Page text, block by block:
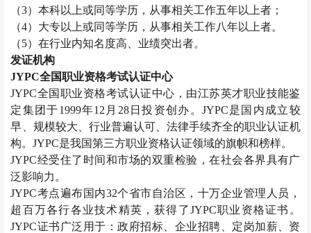
（3）本科以上或同等学历，从事相关工作五年以上者；
（4）大专以上或同等学历，从事相关工作八年以上者。
（5）在行业内知名度高、业绩突出者。
发证机构
JYPC全国职业资格考试认证中心
JYPC全国职业资格考试认证中心，由江苏英才职业技能鉴
定集团于1999年12 月 28日投资创办。 JYPC是国内成立较
早、规模较大、行业普遍认可、法律手续齐全的职业认证机
构。JYPC是我国第三方职业资格认证领域的旗帜和榜样。
JYPC经受住了时间和市场的双重检验，在社会各界具有广
泛影响力。
JYPC考点遍布国内32个省市自治区，十万企业管理人员，
超百万各行各业技术精英，获得了JYPC职业资格证书。
JYPC证书广泛用于：政府招标、企业招聘、定岗加薪、资